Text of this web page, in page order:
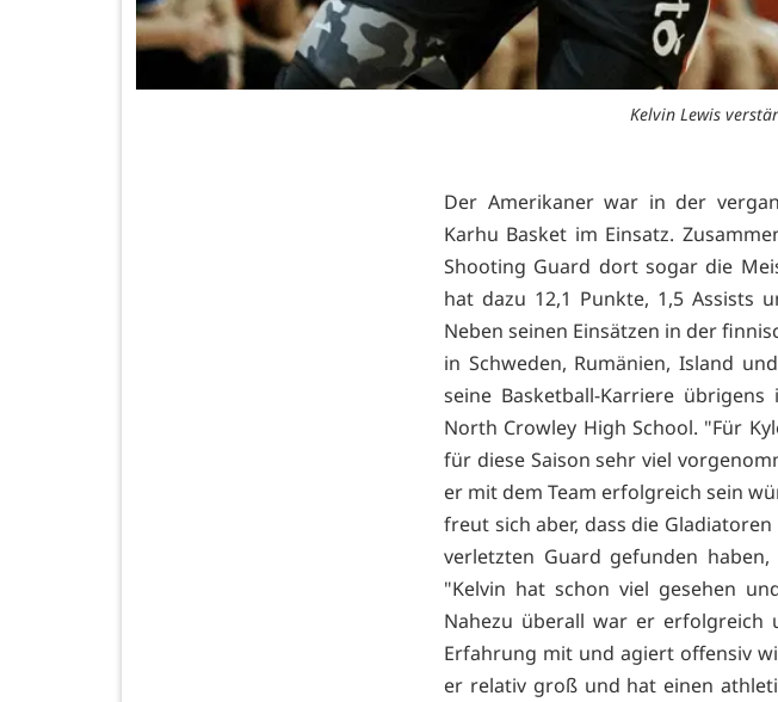
Kelvin Lewis
Der Amerikaner war in der
Karhu Basket im Einsatz.
Shooting Guard dort sogar die
hat dazu 12,1 Punkte, 1,5 Assists
Neben seinen Einsätzen in der
in Schweden, Rumänien, Island
seine Basketball-Karriere
North Crowley High School. "Für
für diese Saison sehr viel
er mit dem Team erfolgreich sein
freut sich aber, dass die
verletzten Guard gefunden
"Kelvin hat schon viel gesehen
Nahezu überall war er erfolgreich
Erfahrung mit und agiert offensiv
er relativ groß und hat einen